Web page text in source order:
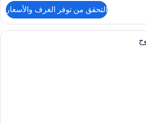
التحقق من توفر الغرف والأسعار
أغطية فراش متميزة وميني بار وخزنة